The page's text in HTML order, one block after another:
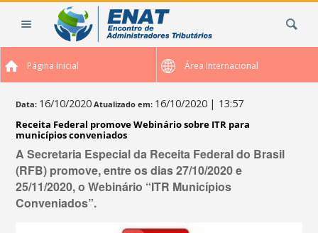
Página Inicial Área Internacional
Data: 16/10/2020 Atualizado em: 16/10/2020 | 13:57
Receita Federal promove Webinário sobre ITR para
municípios conveniados
A Secretaria Especial da Receita Federal do Brasil
(RFB) promove, entre os dias 27/10/2020 e
25/11/2020, o Webinário “ITR Municípios
Conveniados”.